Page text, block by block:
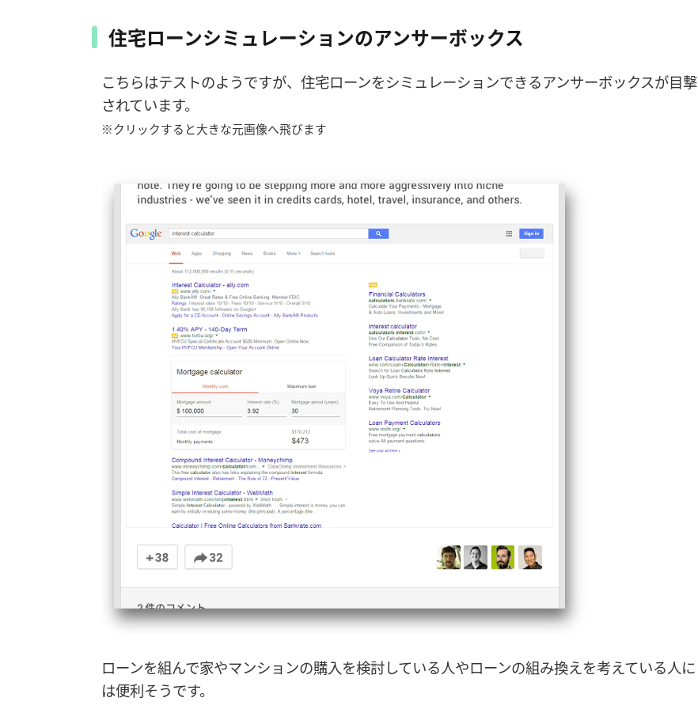
住宅ローンシミュレーションのアンサーボックス
こちらはテストのようですが、住宅ローンをシミュレーションできるアンサーボックスが目撃
されています。
※クリックすると大きな元画像へ飛びます
ローンを組んで家やマンションの購入を検討している人やローンの組み換えを考えている人に
は便利そうです。